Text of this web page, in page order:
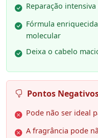
Reparação
Fórmula
molecular
Deixa o cabelo
Pontos
Pode não ser ideal
A fragrância pode